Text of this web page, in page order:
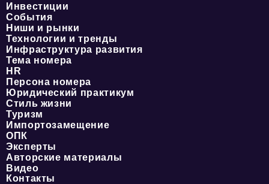
Инвестиции
События
Ниши и рынки
Технологии и тренды
Инфраструктура развития
Тема номера
HR
Персона номера
Юридический практикум
Стиль жизни
Туризм
Импортозамещение
ОПК
Эксперты
Авторские материалы
Видео
Контакты